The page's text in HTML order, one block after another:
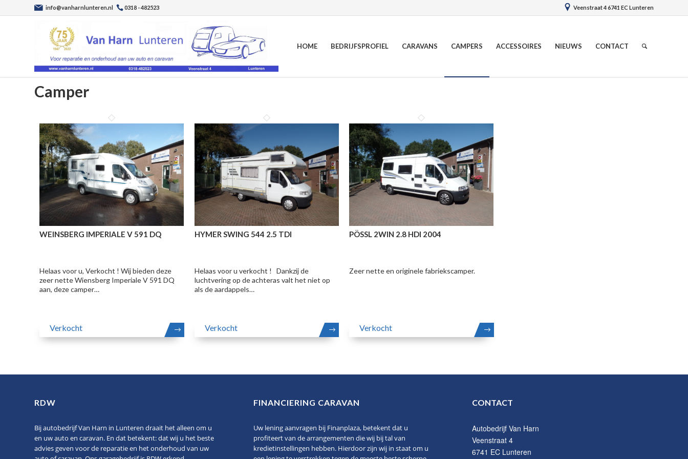
info@vanharnlunteren.nl 0318 - 482523 Veenstraat 4 6741 EC Lunteren
HOME BEDRIJFSPROFIEL CARAVANS CAMPERS ACCESSOIRES NIEUWS CONTACT
Camper
WEINSBERG IMPERIALE V 591 DQ
Helaas voor u, Verkocht ! Wij bieden deze
zeer nette Wiensberg Imperiale V 591 DQ
aan, deze camper…
Verkocht LEES
HYMER SWING 544 2.5 TDI
Helaas voor u verkocht ! Dankzij de
luchtvering op de achteras valt het niet op
als de aardappels…
Verkocht LEES
PÖSSL 2WIN 2.8 HDI 2004
Zeer nette en originele fabriekscamper.
Verkocht
RDW
Bij autobedrijf Van Harn in Lunteren draait het alleen om u
en uw auto en caravan. En dat betekent: dat wij u het beste
advies geven voor de reparatie en het onderhoud van uw
FINANCIERING CARAVAN
Uw lening aanvragen bij Finanplaza, betekent dat u
profiteert van de arrangementen die wij bij tal van
kredietinstellingen hebben. Hierdoor zijn wij in staat om u
CONTACT
Autobedrijf Van Harn
Veenstraat 4
6741 EC Lunteren